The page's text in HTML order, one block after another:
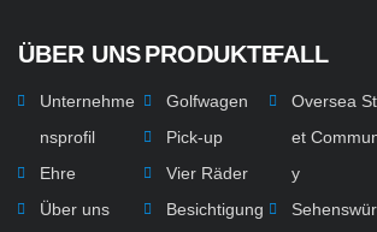
ÜBER UNS
Unternehme
nsprofil
Ehre
Über uns
PRODUKTE
Golfwagen
Pick-up
Vier Räder
Besichtigung
FALL
Oversea
et
y